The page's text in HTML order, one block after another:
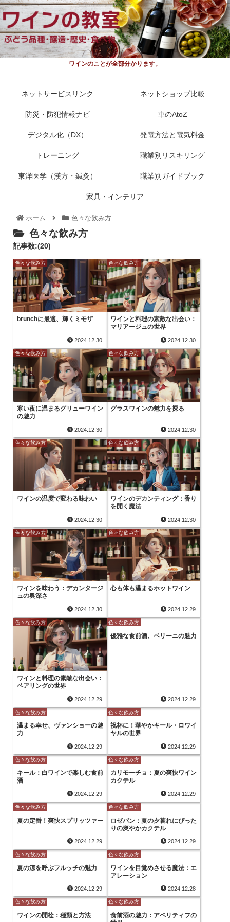
ワインのことが全部分かります。
ネットサービスリンク ネットショップ比較
防災・防犯情報ナビ 車のAtoZ
デジタル化（DX） 発電方法と電気料金
トレーニング 職業別リスキリング
東洋医学（漢方・鍼灸） 職業別ガイドブック
家具・インテリア
ホーム 色々な飲み方
色々な飲み方
記事数:(20)
色々な飲み方
brunchに最適、輝くミモザ
2024.12.30
色々な飲み方
ワインと料理の素敵な出会い：
マリアージュの世界
2024.12.30
色々な飲み方
寒い夜に温まるグリューワイン
の魅力
2024.12.30
色々な飲み方
グラスワインの魅力を探る
2024.12.30
色々な飲み方
ワインの温度で変わる味わい
2024.12.30
色々な飲み方
ワインのデカンティング：香り
を開く魔法
2024.12.30
色々な飲み方
ワインを味わう：デカンタージ
ュの奥深さ
2024.12.30
色々な飲み方
心も体も温まるホットワイン
2024.12.29
色々な飲み方
ワインと料理の素敵な出会い：
ペアリングの世界
2024.12.29
色々な飲み方
優雅な食前酒、ベリーニの魅力
2024.12.29
色々な飲み方
温まる幸せ、ヴァンショーの魅
力
2024.12.29
色々な飲み方
祝杯に！華やかキール・ロワイ
ヤルの世界
2024.12.29
色々な飲み方
キール：白ワインで楽しむ食前
酒
2024.12.29
色々な飲み方
カリモーチョ：夏の爽快ワイン
カクテル
2024.12.29
色々な飲み方
夏の定番！爽快スプリッツァー
2024.12.29
色々な飲み方
ロゼパン：夏の夕暮れにぴった
りの爽やかカクテル
2024.12.29
色々な飲み方
夏の涼を呼ぶフルッチの魅力
2024.12.29
色々な飲み方
ワインを目覚めさせる魔法：エ
アレーション
2024.12.28
色々な飲み方
ワインの開栓：種類と方法
色々な飲み方
食前酒の魅力：アペリティフの